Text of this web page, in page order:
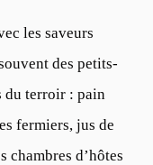
les saveurs
des petits-
du terroir : pain
fermiers, jus de
chambres d’hôtes